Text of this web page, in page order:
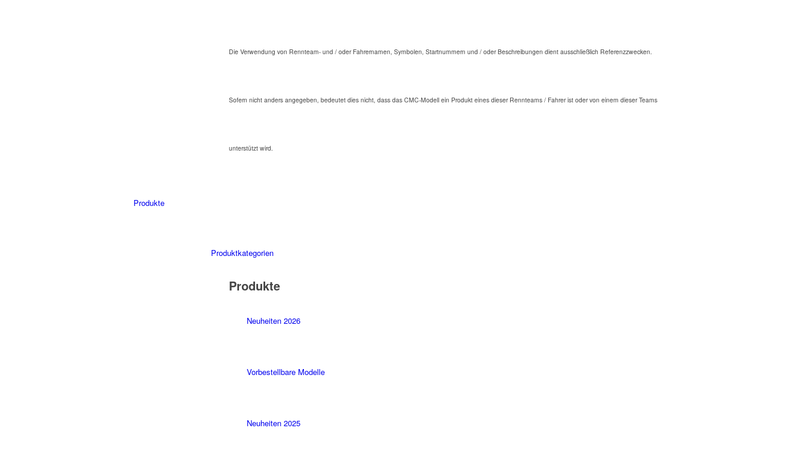
Die Verwendung von Rennteam- und / oder Fahrernamen, Symbolen, Startnummern und / oder Beschreibungen dient ausschließlich Referenzzwecken.
Sofern nicht anders angegeben, bedeutet dies nicht, dass das CMC-Modell ein Produkt eines dieser Rennteams / Fahrer ist oder von einem dieser Teams
unterstützt wird.
Produkte
Produktkategorien
Produkte
Neuheiten 2026
Vorbestellbare Modelle
Neuheiten 2025